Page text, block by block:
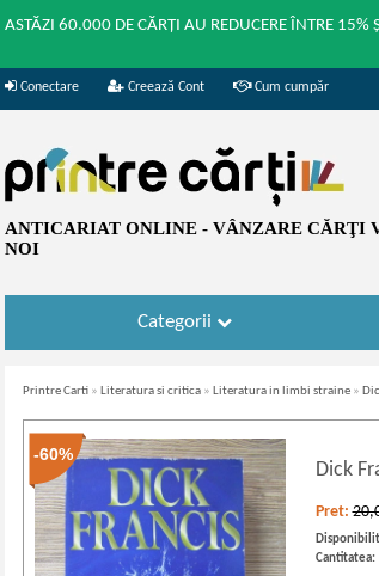
ASTĂZI 60.000 DE CĂRȚI AU REDUCERE ÎNTRE
Conectare Creează Cont Cum cumpăr
ANTICARIAT ONLINE - VÂNZARE CĂRŢI
NOI
Categorii
Printre Carti » Literatura si critica » Literatura in limbi straine »
-60%
Dick
Pret:
Cantitatea: